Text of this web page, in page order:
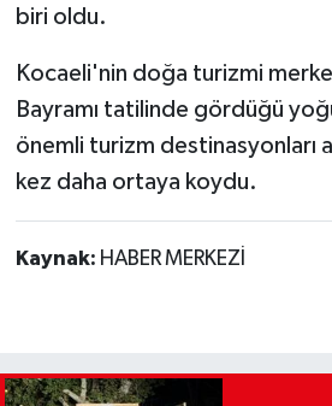
biri oldu.
Kocaeli'nin doğa turizmi
Bayramı tatilinde gördüğü
önemli turizm destinasyonları
kez daha ortaya koydu.
Kaynak: HABER MERKEZİ